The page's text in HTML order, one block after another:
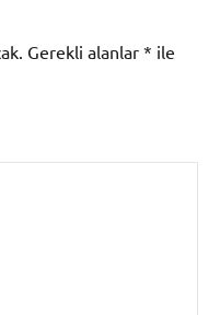
Gerekli alanlar * ile